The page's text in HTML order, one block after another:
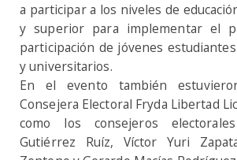
a participar a los niveles de
y superior para implementar el
participación de jóvenes
y universitarios.
En el evento también
Consejera Electoral Fryda Libertad
como los consejeros
Gutiérrez Ruíz, Víctor Yuri